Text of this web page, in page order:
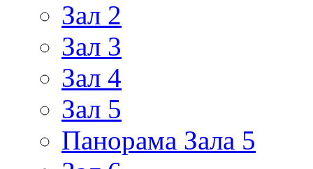
Зал 2
Зал 3
Зал 4
Зал 5
Панорама Зала 5